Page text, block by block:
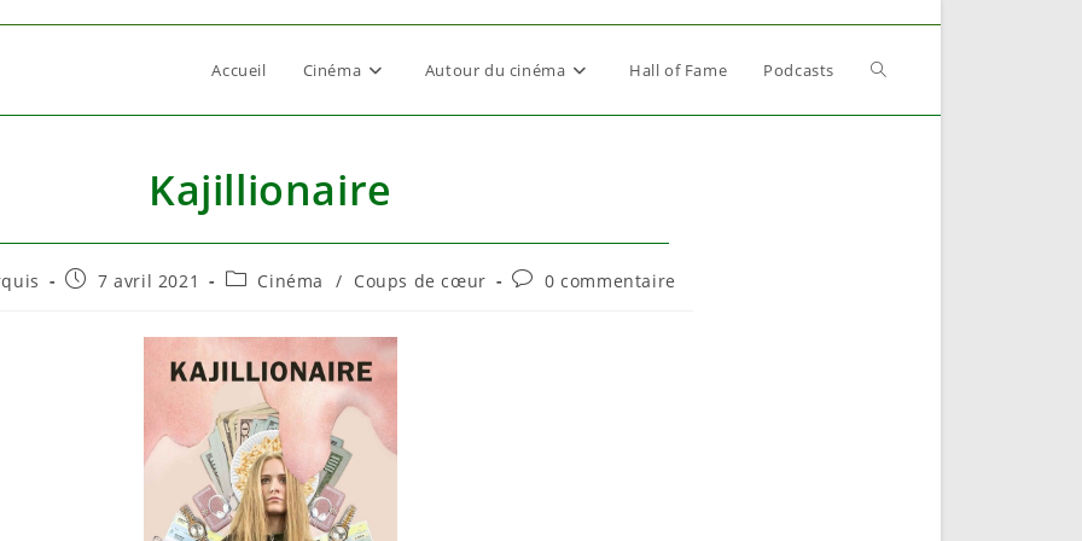
Accueil Cinéma Autour du cinéma Hall of Fame Podcasts Toggle
Kajillionaire
Publication
7 avril 2021
PostCinéma / Coups de cœur
Commentaires
0 commentaire